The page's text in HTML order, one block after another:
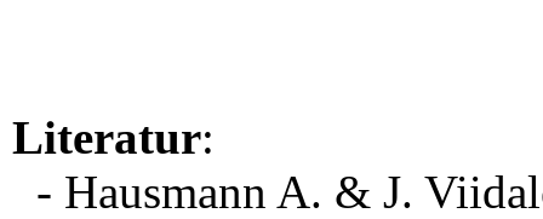
Literatur:
- Hausmann A. & J.